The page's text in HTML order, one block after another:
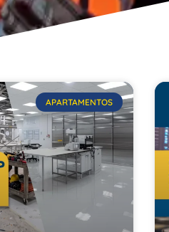
APARTAMENTOS